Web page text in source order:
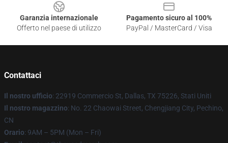
Garanzia internazionale
Offerto nel paese di utilizzo
Pagamento sicuro al 100%
PayPal / MasterCard / Visa
Contattaci
Il nostro ufficio: 22919 Commercio St, Dallas, TX 75226, Stati Uniti
Il nostro magazzino: No. 22 Chaowai Street, Chengjiang City, Pechino,
CN
Orario: 9AM – 5PM (Mon – Fri)